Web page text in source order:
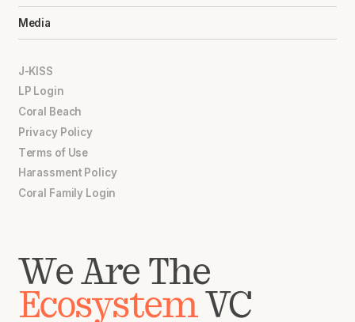
Media
J-KISS
LP Login
Coral Beach
Privacy Policy
Terms of Use
Harassment Policy
Coral Family Login
We Are The
EcosystemVC